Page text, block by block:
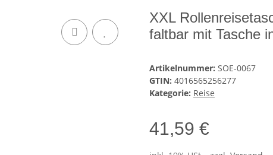
XXL
faltbar mit Tasche
Artikelnummer: SOE-0067
GTIN: 4016565256277
Kategorie: Reise
41,59 €